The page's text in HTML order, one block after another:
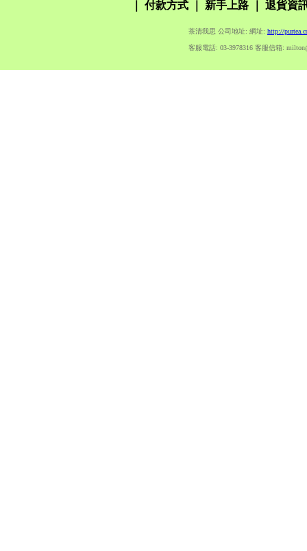
付款方式 新手上路 退貨資
茶清我思 公司地址: 網址: http://
客服電話: 03-3978316 客服信箱: